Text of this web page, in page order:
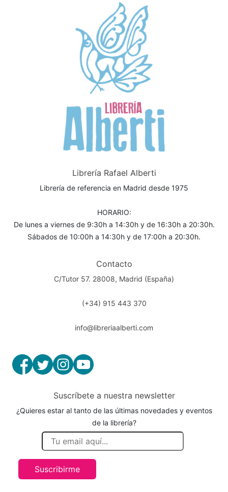
Librería Rafael Alberti
Librería de referencia en Madrid desde 1975
HORARIO:
De lunes a viernes de 9:30h a 14:30h y de 16:30h a 20:30h.
Sábados de 10:00h a 14:30h y de 17:00h a 20:30h.
Contacto
C/Tutor 57. 28008, Madrid (España)
(+34) 915 443 370
info@libreriaalberti.com
Suscríbete a nuestra newsletter
¿Quieres estar al tanto de las últimas novedades y eventos
de la librería?
Suscribirme